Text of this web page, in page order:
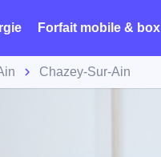
Forfait mobile & box
Chazey-Sur-Ain